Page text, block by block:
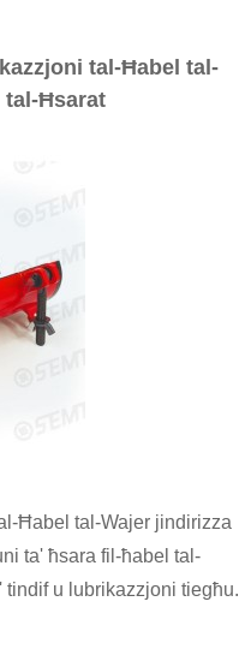
tal-Ħabel tal-
tal-Ħsarat
Ħabel tal-Wajer jindirizza
ta' ħsara fil-ħabel tal-
u lubrikazzjoni tiegħu.